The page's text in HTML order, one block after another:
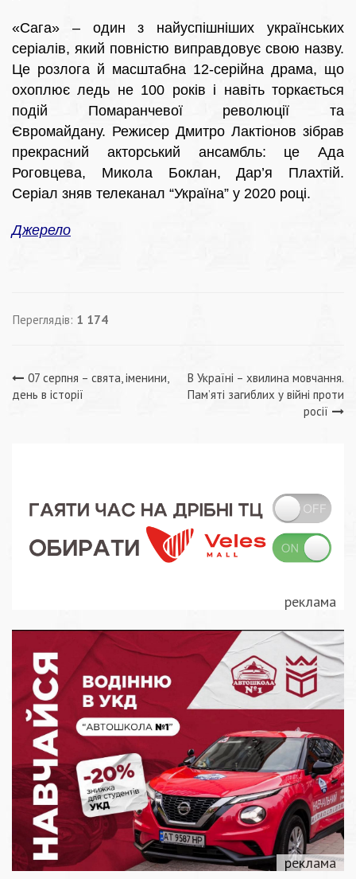
«Сага» – один з найуспішніших українських
серіалів, який повністю виправдовує свою назву.
Це розлога й масштабна 12-серійна драма, що
охоплює ледь не 100 років і навіть торкається
подій Помаранчевої революції та
Євромайдану. Режисер Дмитро Лактіонов зібрав
прекрасний акторський ансамбль: це Ада
Роговцева, Микола Боклан, Дар’я Плахтій.
Серіал зняв телеканал “Україна” у 2020 році.
Джерело
Переглядів: 1 174
Навігація
07 серпня – свята, іменини,
день в історії
В Україні – хвилина мовчання.
Пам’яті загиблих у війні проти
росії